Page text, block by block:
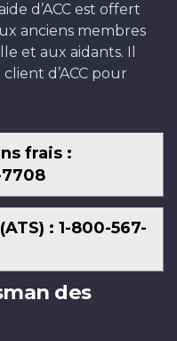
d’ACC est offert
anciens membres
et aux aidants. Il
d’ACC pour
frais :
: 1-800-567-
des